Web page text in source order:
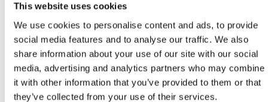
This website uses cookies
We use cookies to personalise content and ads, to provide
social media features and to analyse our traffic. We also
share information about your use of our site with our social
media, advertising and analytics partners who may combine
it with other information that you’ve provided to them or that
they’ve collected from your use of their services.
Cabinet vétérinaire Rijeka
Stube Marka Remsa 1, Rijeka
+385 51 345 033, +385 91 214 8822
info@vetstri.hr
www.vetstri.hr